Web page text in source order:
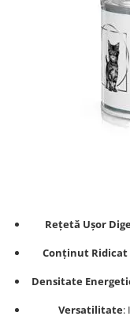
Afecțiuni hepatice
Afecțiuni neurologice
Afecțiuni oftalmice
Afecțiuni oncologice
Afecțiuni renale și
Afecțiuni respiratorii
Hrană uscată
Recompense și snack-
Afecțiuni hepatice
Afecțiuni neurologice
Afecțiuni oftalmice
Afecțiuni oncologice
Afecțiuni respiratorii
Afecțiuni renale și
Hrană uscată
Igienă
Așternut Tofu / Nisip
Rețetă Ușor
Conținut
Densitate
Versatilitate: